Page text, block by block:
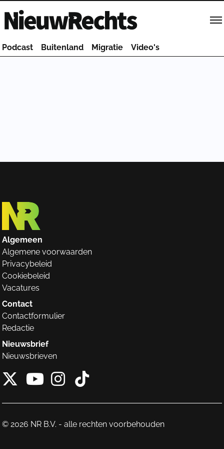
Homepage van NieuwRechts
Podcast Buitenland Migratie Video's
Algemeen
Algemene voorwaarden
Privacybeleid
Cookiebeleid
Vacatures
Contact
Contactformulier
Redactie
Nieuwsbrief
Nieuwsbrieven
X van NieuwRechts
Instagram van
Tiktok van
© 2026 NR B.V. - alle rechten voorbehouden